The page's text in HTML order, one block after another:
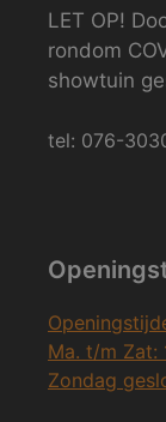
LET OP!
rondom
showtuin
tel: 076-
Ma. t/m Zat:
Zondag